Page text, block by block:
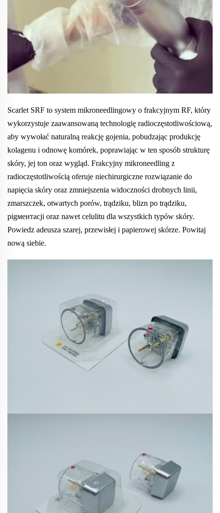
Scarlet SRF to system mikroneedlingowy o frakcyjnym RF, który
wykorzystuje zaawansowaną technologię radioczęstotliwościową,
aby wywołać naturalną reakcję gojenia, pobudzając produkcję
kolagenu i odnowę komórek, poprawiając w ten sposób strukturę
skóry, jej ton oraz wygląd. Frakcyjny mikroneedling z
radioczęstotliwością oferuje niechirurgiczne rozwiązanie do
napięcia skóry oraz zmniejszenia widoczności drobnych linii,
zmarszczek, otwartych porów, trądziku, blizn po trądziku,
pigментacji oraz nawet celulitu dla wszystkich typów skóry.
Powiedz adeusza szarej, przewisłej i papierowej skórze. Powitaj
nową siebie.